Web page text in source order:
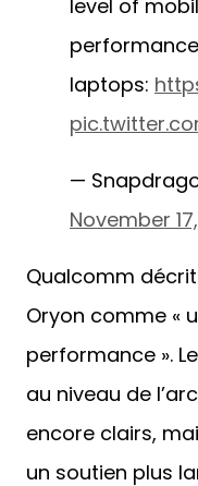
level of
laptops:
—
November
Qualcomm
Oryon comme «
performance ».
au niveau de
encore clairs,